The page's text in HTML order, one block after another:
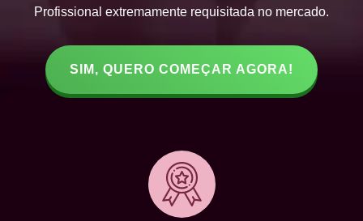
Profissional extremamente requisitada no mercado.
SIM, QUERO COMEÇAR AGORA!